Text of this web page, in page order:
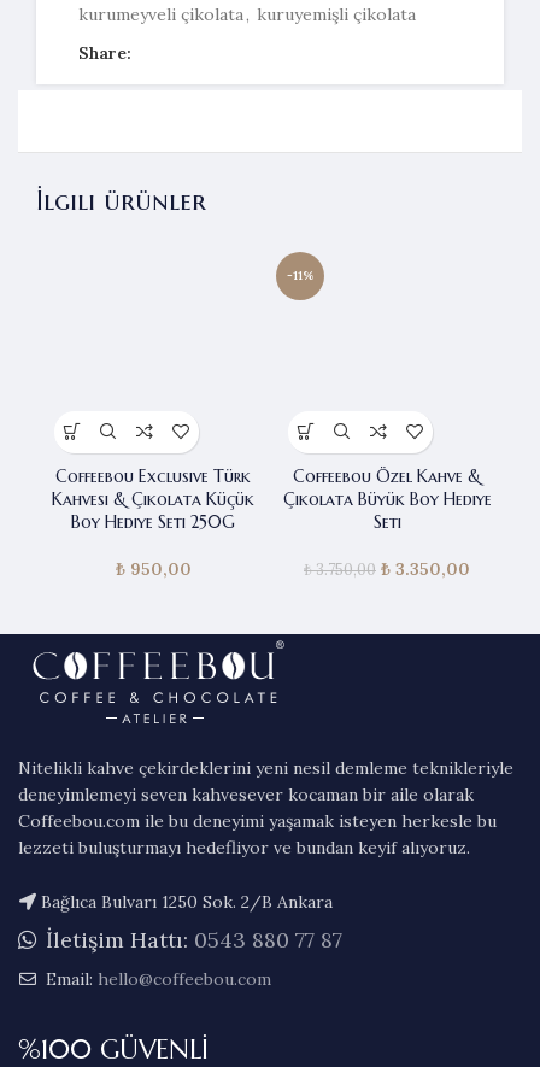
kurumeyveli çikolata , kuruyemişli çikolata
Share:
İlgili ürünler
Coffeebou Exclusive Türk
Kahvesi & Çikolata Küçük
Boy Hediye Seti 250G
₺950,00
-11%
Coffeebou Özel Kahve &
Çikolata Büyük Boy Hediye
Seti
₺3.750,00
Orijinal fiyat:
₺ 3.350,00
Nitelikli kahve çekirdeklerini yeni nesil demleme teknikleriyle
deneyimlemeyi seven kahvesever kocaman bir aile olarak
Coffeebou.com ile bu deneyimi yaşamak isteyen herkesle bu
lezzeti buluşturmayı hedefliyor ve bundan keyif alıyoruz.
Bağlıca Bulvarı 1250 Sok. 2/B Ankara
İletişim Hattı: 0543 880 77 87
Email: hello@coffeebou.com
%100 GÜVENLİ